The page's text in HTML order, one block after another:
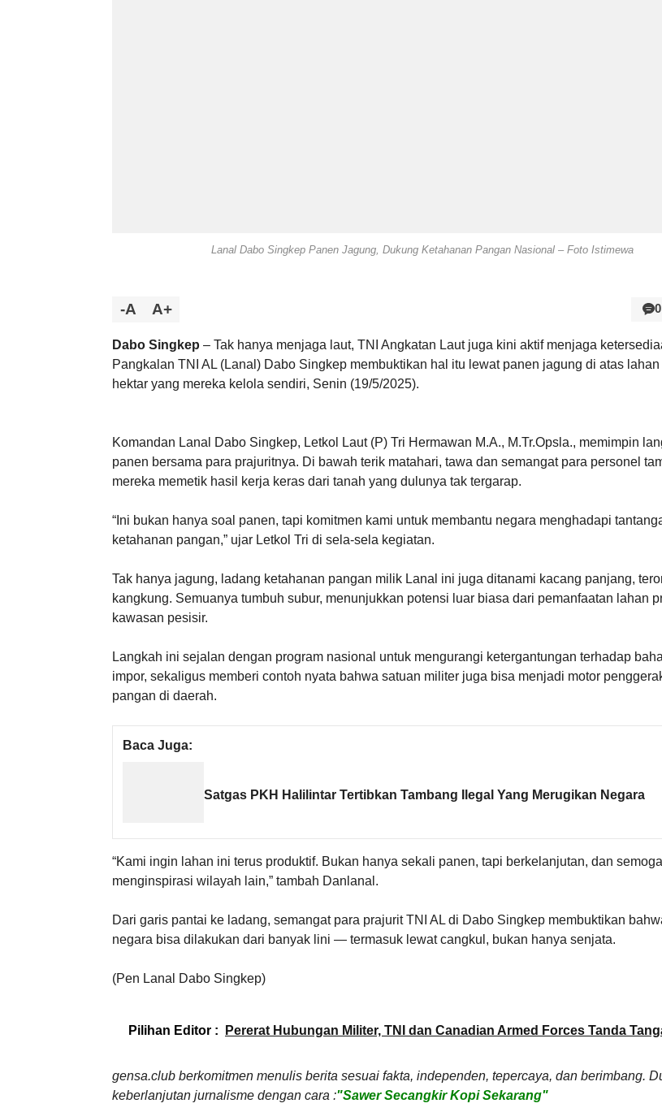
Lanal Dabo Singkep Panen Jagung, Dukung Ketahanan Pangan Nasional – Foto Istimewa
-A A+
Dabo Singkep – Tak hanya menjaga laut, TNI Angkatan Laut juga kini aktif menjaga
Pangkalan TNI AL (Lanal) Dabo Singkep membuktikan hal itu lewat panen jagung di atas
hektar yang mereka kelola sendiri, Senin (19/5/2025).
Komandan Lanal Dabo Singkep, Letkol Laut (P) Tri Hermawan M.A., M.Tr.Opsla., memimpin
panen bersama para prajuritnya. Di bawah terik matahari, tawa dan semangat para personel
mereka memetik hasil kerja keras dari tanah yang dulunya tak tergarap.
“Ini bukan hanya soal panen, tapi komitmen kami untuk membantu negara menghadapi
ketahanan pangan,” ujar Letkol Tri di sela-sela kegiatan.
Tak hanya jagung, ladang ketahanan pangan milik Lanal ini juga ditanami kacang panjang,
kangkung. Semuanya tumbuh subur, menunjukkan potensi luar biasa dari pemanfaatan lahan
kawasan pesisir.
Langkah ini sejalan dengan program nasional untuk mengurangi ketergantungan terhadap
impor, sekaligus memberi contoh nyata bahwa satuan militer juga bisa menjadi motor
pangan di daerah.
Baca Juga:
Satgas PKH Halilintar Tertibkan Tambang Ilegal Yang Merugikan Negara
“Kami ingin lahan ini terus produktif. Bukan hanya sekali panen, tapi berkelanjutan, dan
menginspirasi wilayah lain,” tambah Danlanal.
Dari garis pantai ke ladang, semangat para prajurit TNI AL di Dabo Singkep membuktikan
negara bisa dilakukan dari banyak lini — termasuk lewat cangkul, bukan hanya senjata.
(Pen Lanal Dabo Singkep)
Pilihan Editor : Pererat Hubungan Militer, TNI dan Canadian Armed Forces Tanda
gensa.club berkomitmen menulis berita sesuai fakta, independen, tepercaya, dan berimbang.
keberlanjutan jurnalisme dengan cara :"Sawer Secangkir Kopi Sekarang"